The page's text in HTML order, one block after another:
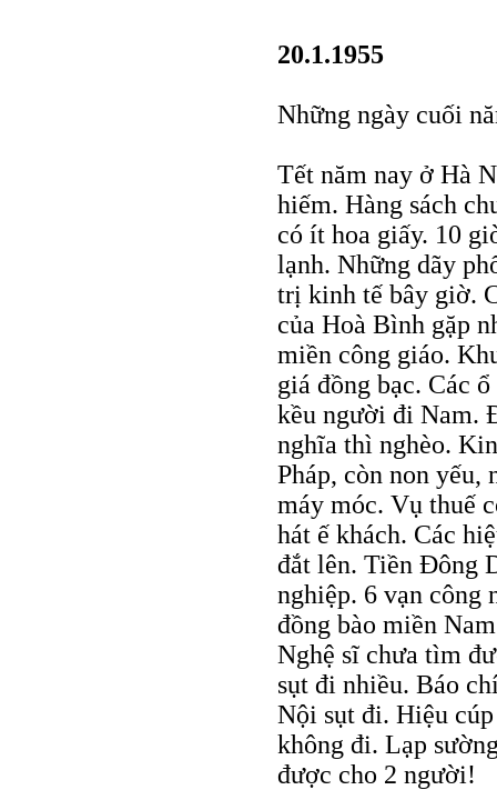
20.1.1955
Những ngày cuối
Tết năm nay ở Hà
hiếm. Hàng sách
có ít hoa giấy. 10
lạnh. Những dãy
trị kinh tế bây giờ.
của Hoà Bình gặp
miền công giáo.
giá đồng bạc. Các
kều người đi Nam.
nghĩa thì nghèo.
Pháp, còn non yếu,
máy móc. Vụ thuế
hát ế khách. Các
đắt lên. Tiền Ðông
nghiệp. 6 vạn công
đồng bào miền
Nghệ sĩ chưa tìm
sụt đi nhiều. Báo
Nội sụt đi. Hiệu
không đi. Lạp
được cho 2 người!